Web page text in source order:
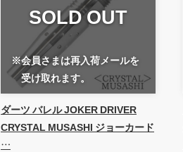
SOLD OUT
※会員さまは再入荷メールを
受け取れます。
ダーツ バレル JOKER DRIVER
CRYSTAL MUSASHI ジョーカード
…